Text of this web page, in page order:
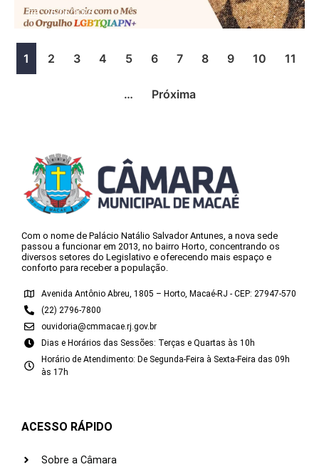
25/06/2026
1 2 3 4 5 6 7 8 9 10 11
… Próxima
Com o nome de Palácio Natálio Salvador Antunes, a nova sede
passou a funcionar em 2013, no bairro Horto, concentrando os
diversos setores do Legislativo e oferecendo mais espaço e
conforto para receber a população.
Avenida Antônio Abreu, 1805 – Horto, Macaé-RJ - CEP: 27947-570
(22) 2796-7800
ouvidoria@cmmacae.rj.gov.br
Dias e Horários das Sessões: Terças e Quartas às 10h
Horário de Atendimento: De Segunda-Feira à Sexta-Feira das 09h
às 17h
ACESSO RÁPIDO
Sobre a Câmara